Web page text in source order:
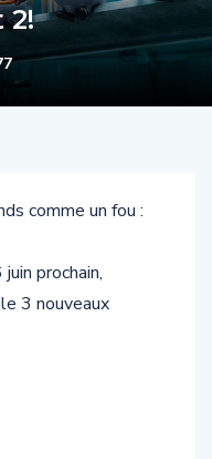
2!
comme un fou :
prochain,
3 nouveaux